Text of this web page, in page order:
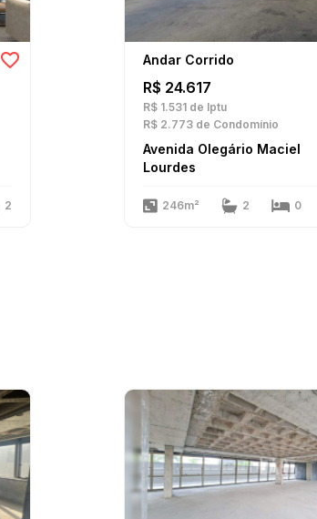
2
Andar Corrido
R$ 24.617
R$ 1.531 de Iptu
R$ 2.773 de Condomínio
Avenida Olegário Maciel
Lourdes
246m² 2 0